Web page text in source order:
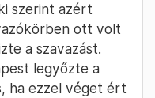
szerint azért
ott volt
a szavazást.
legyőzte a
ha ezzel véget ért